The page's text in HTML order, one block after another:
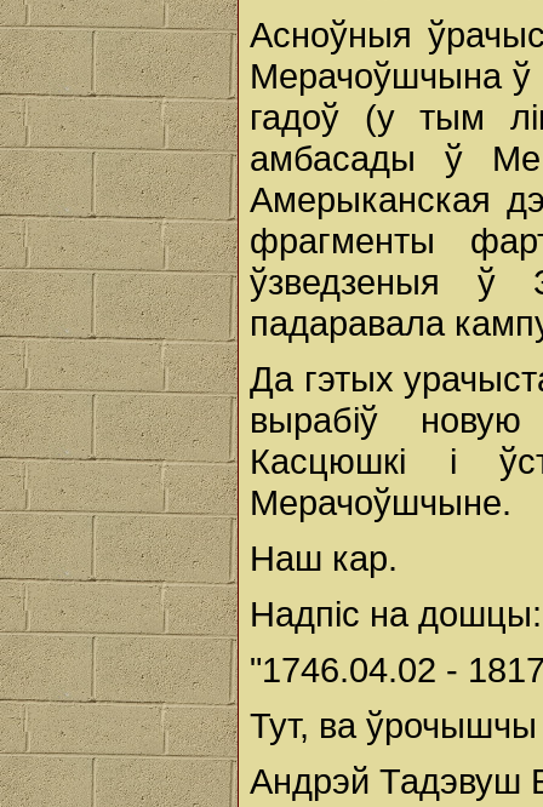
Асноўныя
Мерачоўшчына ў
гадоў (у тым
амбасады ў
Амерыканская
фрагменты
ўзведзеныя ў
падаравала
Да гэтых
вырабіў
Касцюшкі і
Мерачоўшчыне.
Наш кар.
Надпіс на дошцы:
"1746.04.02 -
Тут, ва
Андрэй Тадэвуш